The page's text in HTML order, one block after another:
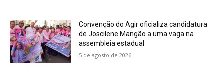
Convenção do Agir oficializa candidatura
de Joscilene Mangão a uma vaga na
assembleia estadual
5 de agosto de 2026